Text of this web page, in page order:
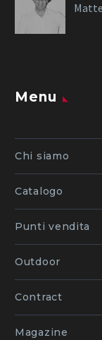
Menu
Chi siamo
Catalogo
Punti vendita
Outdoor
Contract
Magazine